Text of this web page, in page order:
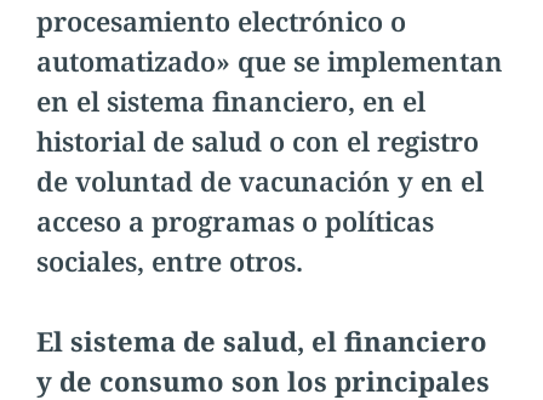
procesamiento electrónico o
automatizado» que se implementan
en el sistema financiero, en el
historial de salud o con el registro
de voluntad de vacunación y en el
acceso a programas o políticas
sociales, entre otros.
El sistema de salud, el financiero
y de consumo son los principales